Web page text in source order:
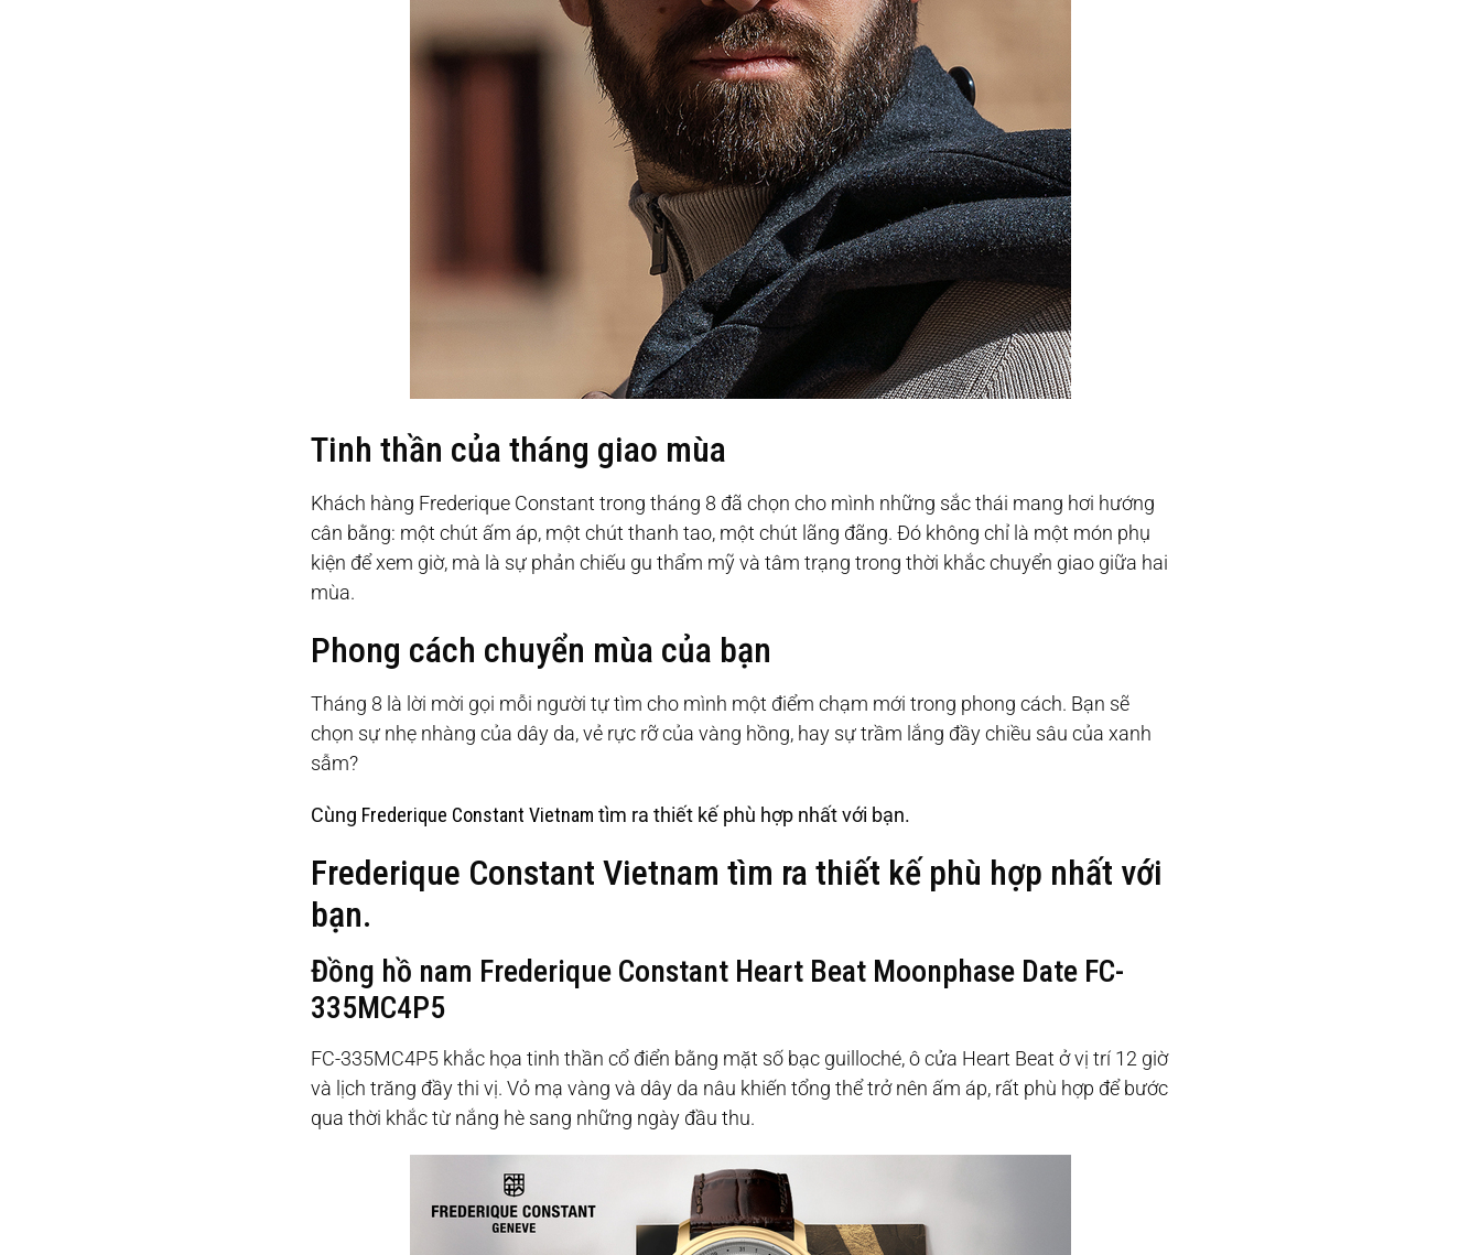
Tinh thần của tháng giao mùa
Khách hàng Frederique Constant trong tháng 8 đã chọn cho mình những sắc thái mang hơi hướng
cân bằng: một chút ấm áp, một chút thanh tao, một chút lãng đãng. Đó không chỉ là một món phụ
kiện để xem giờ, mà là sự phản chiếu gu thẩm mỹ và tâm trạng trong thời khắc chuyển giao giữa hai
mùa.
Phong cách chuyển mùa của bạn
Tháng 8 là lời mời gọi mỗi người tự tìm cho mình một điểm chạm mới trong phong cách. Bạn sẽ
chọn sự nhẹ nhàng của dây da, vẻ rực rỡ của vàng hồng, hay sự trầm lắng đầy chiều sâu của xanh
sẫm?
Cùng Frederique Constant Vietnam tìm ra thiết kế phù hợp nhất với bạn.
Frederique Constant Vietnam tìm ra thiết kế phù hợp nhất với
bạn.
Đồng hồ nam Frederique Constant Heart Beat Moonphase Date FC-
335MC4P5
FC-335MC4P5 khắc họa tinh thần cổ điển bằng mặt số bạc guilloché, ô cửa Heart Beat ở vị trí 12 giờ
và lịch trăng đầy thi vị. Vỏ mạ vàng và dây da nâu khiến tổng thể trở nên ấm áp, rất phù hợp để bước
qua thời khắc từ nắng hè sang những ngày đầu thu.